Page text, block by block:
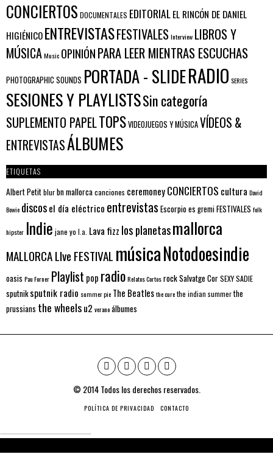
CONCIERTOS DOCUMENTALES EDITORIALEL RINCÓN DE DANIEL
HIGIÉNICOENTREVISTASFESTIVALESInterview LIBROS Y
MÚSICAMusic OPINIÓNPARA LEER MIENTRAS ESCUCHAS
PHOTOGRAPHIC SOUNDS PORTADA - SLIDERADIO SERIES
SESIONES Y PLAYLISTSSin categoría
SUPLEMENTO PAPELTOPSVIDEOJUEGOS Y MÚSICAVÍDEOS &
ENTREVISTASÁLBUMES
ETIQUETAS
Albert Petitblurbn mallorcacanciones ceremoneyCONCIERTOS cultura David
Bowie discosel día eléctrico entrevistas Escorpioes gremiFESTIVALES folk
hipster Indie jane yo l.a. Lava fizz los planetasmallorca
MALLORCA LIve FESTIVAL músicaNotodoesindie
oasis Pau Forner Playlist pop radioRelatos CortosrockSalvatge CorSEXY SADIE
sputnik sputnik radio summer pie The Beatlesthe curethe indian summerthe
prussians the wheelsu2 veranoálbumes
© 2014 Todos los derechos reservados.
POLÍTICA DE PRIVACIDAD CONTACTO